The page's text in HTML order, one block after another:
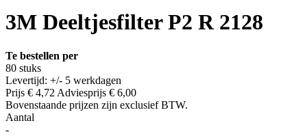
3M Deeltjesfilter P2 R 2128
Te bestellen per
80 stuks
Levertijd: +/- 5 werkdagen
Prijs € 4,72 Adviesprijs € 6,00
Bovenstaande prijzen zijn exclusief BTW.
Aantal
-